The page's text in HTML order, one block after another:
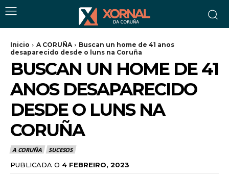
Inicio A CORUÑA
Buscan un home de 41 anos
desaparecido desde o luns na Coruña
BUSCAN UN HOME DE 41
ANOS DESAPARECIDO
DESDE O LUNS NA
CORUÑA
A CORUÑA SUCESOS
PUBLICADA O 4 FEBREIRO, 2023